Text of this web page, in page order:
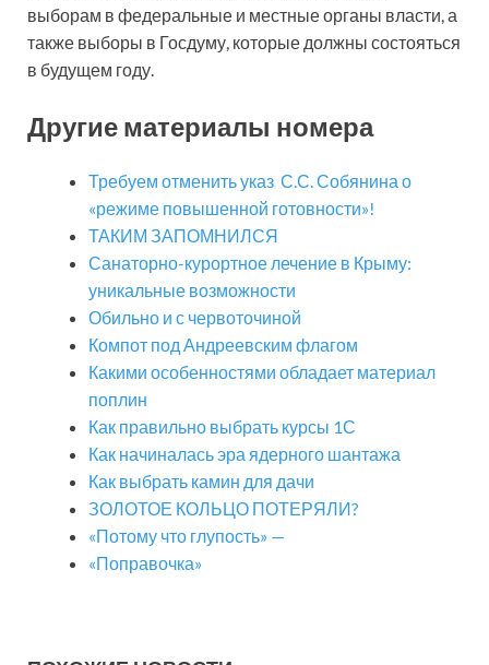
выборам в федеральные и местные органы власти, а
также выборы в Госдуму, которые должны состояться
в будущем году.
Другие материалы номера
Требуем отменить указ С.С. Собянина о
«режиме повышенной готовности»!
ТАКИМ ЗАПОМНИЛСЯ
Санаторно-курортное лечение в Крыму:
уникальные возможности
Обильно и с червоточиной
Компот под Андреевским флагом
Какими особенностями обладает материал
поплин
Как правильно выбрать курсы 1С
Как начиналась эра ядерного шантажа
Как выбрать камин для дачи
ЗОЛОТОЕ КОЛЬЦО ПОТЕРЯЛИ?
«Потому что глупость» —
«Поправочка»